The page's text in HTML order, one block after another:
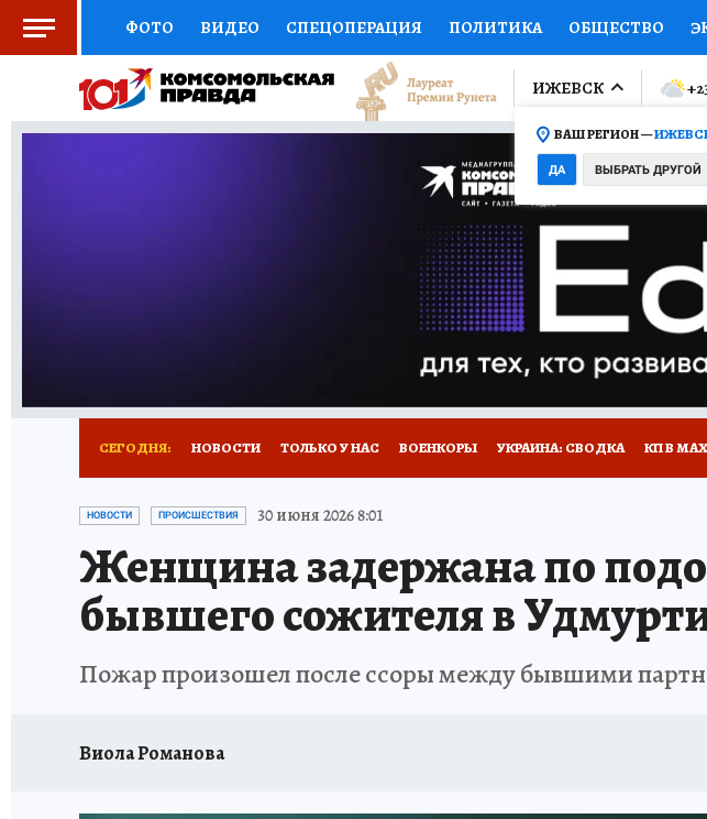
ФОТО ВИДЕО СПЕЦОПЕРАЦИЯ ПОЛИТИКА ОБЩЕСТВО
СОЦПОДДЕРЖКА НАУКА СПОРТ КОЛУМНИСТЫ
ВЫБОР ЭКСПЕРТОВ ДОКТОР ФИНАНСЫ ОТКРЫВАЕМ МИР
ПРОГНОЗЫ НА СПОРТ ПРОМОКОДЫ
ТЕЛЕВИЗОР КОЛЛЕКЦИИ
НОВОЕ НА САЙТЕ
ИЖЕВСК
ВАШ РЕГИОН —
ДА ВЫБРАТЬ ДРУГОЙ
СЕГОДНЯ: НОВОСТИ ТОЛЬКО У НАС ВОЕНКОРЫ УКРАИНА: СВОДКА КП В МАХ
РЕКЛАМА НА САЙТЕ ПУТЕВОДИТЕЛЬ ПО СТРОЙКЕ И РЕМОНТУ
НОВОСТИ ПРОИСШЕСТВИЯ 30 июня 2026 8:01
Женщина задержана по
бывшего сожителя в
Пожар произошел после ссоры между бывшими
Виола Романова